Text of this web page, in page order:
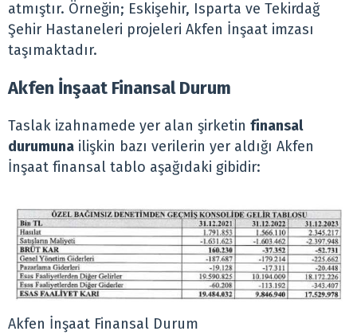
atmıştır. Örneğin; Eskişehir, Isparta ve Tekirdağ
Şehir Hastaneleri projeleri Akfen İnşaat imzası
taşımaktadır.
Akfen İnşaat Finansal Durum
Taslak izahnamede yer alan şirketin finansal
durumuna ilişkin bazı verilerin yer aldığı Akfen
İnşaat finansal tablo aşağıdaki gibidir:
Akfen İnşaat Finansal Durum